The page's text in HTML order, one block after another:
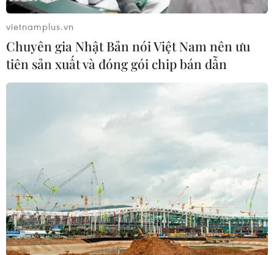
vietnamplus.vn
Chuyên gia Nhật Bản nói Việt Nam nên ưu
tiên sản xuất và đóng gói chip bán dẫn